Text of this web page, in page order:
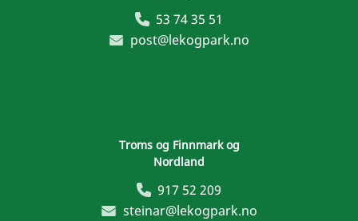
53 74 35 51
post@lekogpark.no
Troms og Finnmark og
Nordland
917 52 209
steinar@lekogpark.no